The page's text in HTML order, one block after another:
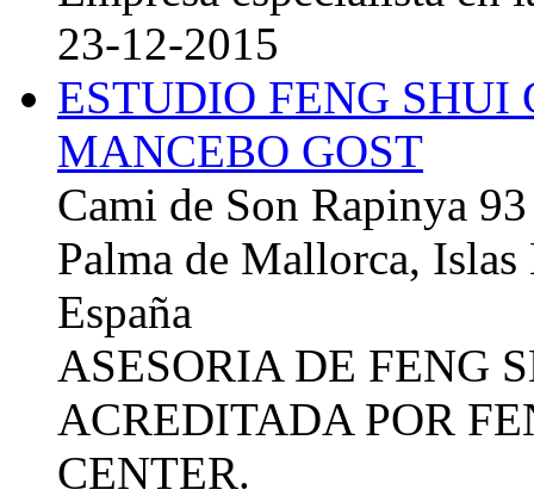
23-12-2015
ESTUDIO FENG
MANCEBO GOST
Cami de Son Rapinya 93
Palma de Mallorca, Islas
España
ASESORIA DE FENG
ACREDITADA POR
CENTER.